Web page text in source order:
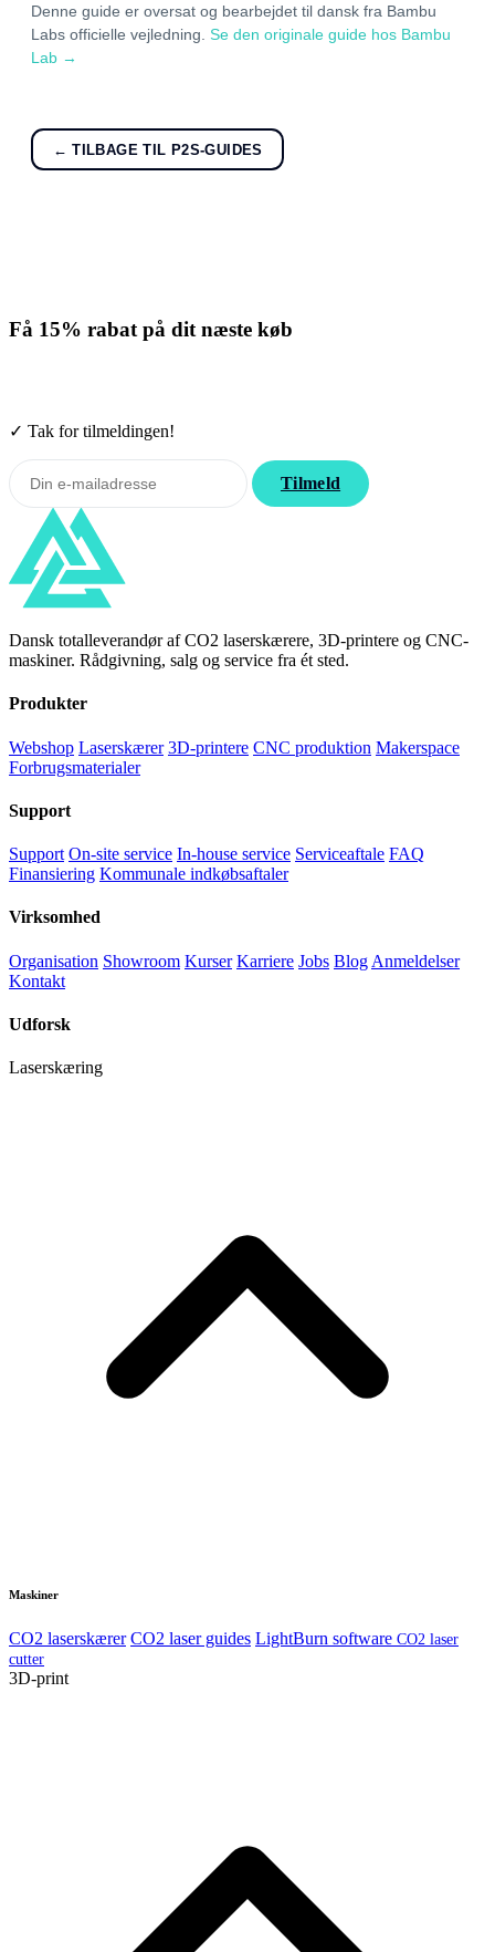
Denne guide er oversat og bearbejdet til dansk fra Bambu
Labs officielle vejledning. Se den originale guide hos Bambu
Lab →
← TILBAGE TIL P2S-GUIDES
Få 15% rabat på dit næste køb
✓ Tak for tilmeldingen!
Tilmeld
Dansk totalleverandør af CO2 laserskærere, 3D-printere og CNC-
maskiner. Rådgivning, salg og service fra ét sted.
Produkter
Webshop Laserskærer 3D-printere CNC produktion Makerspace
Forbrugsmaterialer
Support
Support On-site service In-house service Serviceaftale FAQ
Finansiering Kommunale indkøbsaftaler
Virksomhed
Organisation Showroom Kurser Karriere Jobs Blog Anmeldelser
Kontakt
Udforsk
Laserskæring
Maskiner
CO2 laserskærer CO2 laser guides LightBurn software CO2 laser
cutter
3D-print